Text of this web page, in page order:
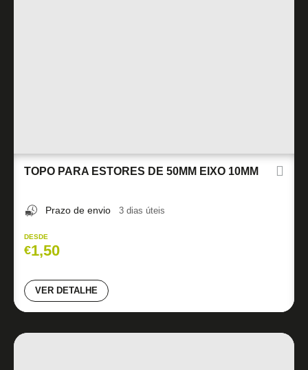
TOPO PARA ESTORES DE 50MM EIXO 10MM
Prazo de envio 3 dias úteis
DESDE
€1,50
VER DETALHE